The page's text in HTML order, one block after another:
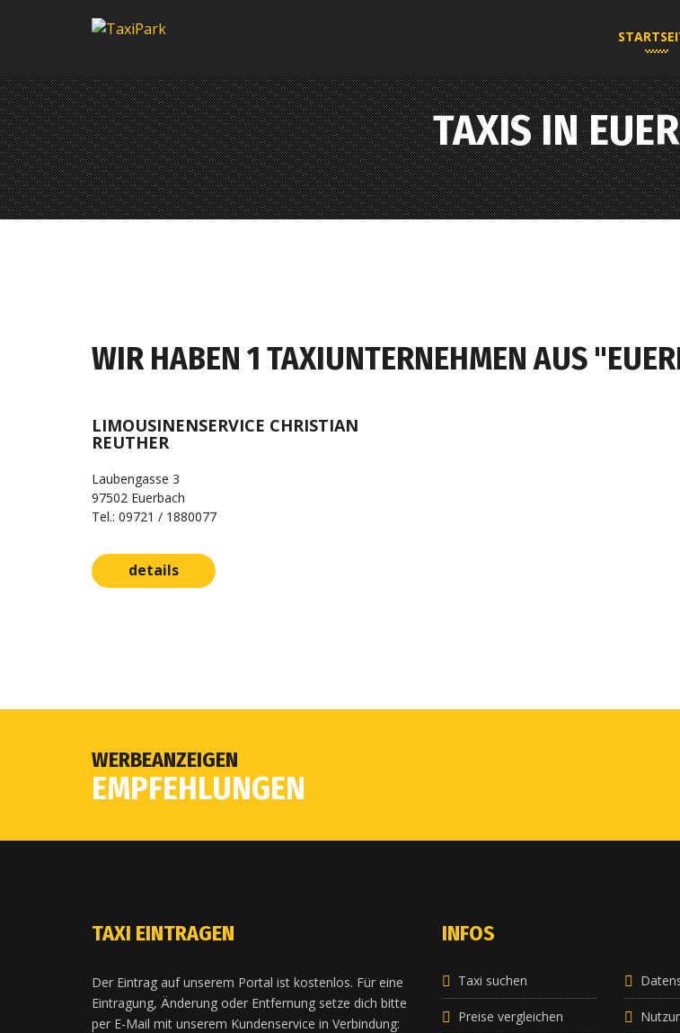
TAXIS IN
WIR HABEN 1 TAXIUNTERNEHMEN AUS
LIMOUSINENSERVICE CHRISTIAN
REUTHER
Laubengasse 3
97502 Euerbach
Tel.: 09721 / 1880077
details
WERBEANZEIGEN
EMPFEHLUNGEN
TAXI EINTRAGEN
Der Eintrag auf unserem Portal ist kostenlos. Für eine
Eintragung, Änderung oder Entfernung setze dich bitte
per E-Mail mit unserem Kundenservice in Verbindung:
INFOS
Taxi suchen
Preise vergleichen